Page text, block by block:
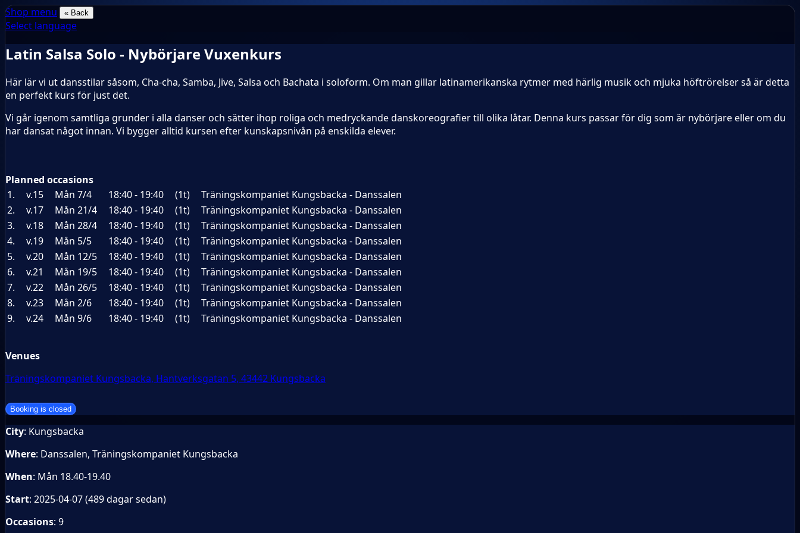
Shop menu « Back
Select language
Latin Salsa Solo - Nybörjare Vuxenkurs
Här lär vi ut dansstilar såsom, Cha-cha, Samba, Jive, Salsa och Bachata i soloform. Om man gillar latinamerikanska rytmer med härlig musik och mjuka höftrörelser så är detta
en perfekt kurs för just det.
Vi går igenom samtliga grunder i alla danser och sätter ihop roliga och medryckande danskoreografier till olika låtar. Denna kurs passar för dig som är nybörjare eller om du
har dansat något innan. Vi bygger alltid kursen efter kunskapsnivån på enskilda elever.
Planned occasions
1.
v.15 Mån 7/4 18:40 - 19:40 (1t)
Träningskompaniet Kungsbacka - Danssalen
2.
v.17 Mån 21/4 18:40 - 19:40 (1t)
Träningskompaniet Kungsbacka - Danssalen
3.
v.18 Mån 28/4 18:40 - 19:40 (1t)
Träningskompaniet Kungsbacka - Danssalen
4.
v.19 Mån 5/5 18:40 - 19:40 (1t)
Träningskompaniet Kungsbacka - Danssalen
5.
v.20 Mån 12/5 18:40 - 19:40 (1t)
Träningskompaniet Kungsbacka - Danssalen
6.
v.21 Mån 19/5 18:40 - 19:40 (1t)
Träningskompaniet Kungsbacka - Danssalen
7.
v.22 Mån 26/5 18:40 - 19:40 (1t)
Träningskompaniet Kungsbacka - Danssalen
8.
v.23 Mån 2/6 18:40 - 19:40 (1t)
Träningskompaniet Kungsbacka - Danssalen
9.
v.24 Mån 9/6 18:40 - 19:40 (1t) Träningskompaniet Kungsbacka - Danssalen
Venues
Träningskompaniet Kungsbacka, Hantverksgatan 5, 43442 Kungsbacka
City: Kungsbacka
Where: Danssalen, Träningskompaniet Kungsbacka
When: Mån 18.40-19.40
Start: 2025-04-07 (489 dagar sedan)
Occasions: 9